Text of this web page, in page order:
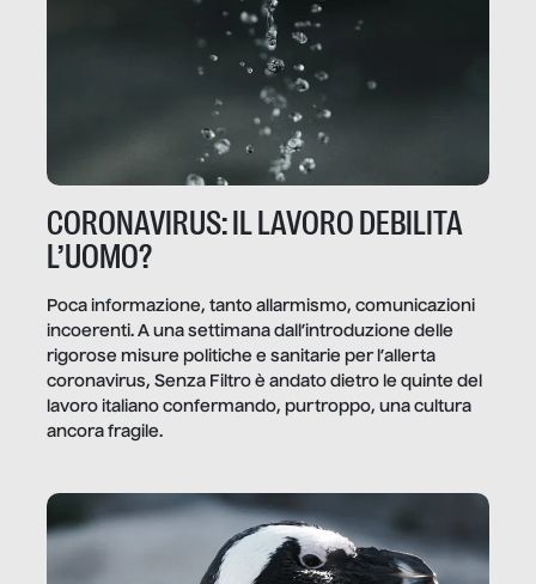
CORONAVIRUS: IL LAVORO DEBILITA
L’UOMO?
Poca informazione, tanto allarmismo, comunicazioni
incoerenti. A una settimana dall’introduzione delle
rigorose misure politiche e sanitarie per l’allerta
coronavirus, Senza Filtro è andato dietro le quinte del
lavoro italiano confermando, purtroppo, una cultura
ancora fragile.